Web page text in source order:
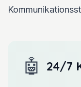
🤖 24/7